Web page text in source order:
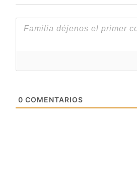
0 COMENTARIOS